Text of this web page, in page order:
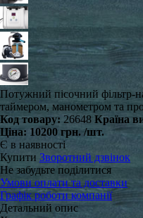
Потужний пісочний фільтр-
таймером, манометром та
Код товару: 26648 Країна
Ціна: 10200 грн./шт.
Є в наявності
Купити Зворотний дзвінок
Не забудьте поділитися
Умови оплати та доставки
Графік роботи компанії
Детальний опис